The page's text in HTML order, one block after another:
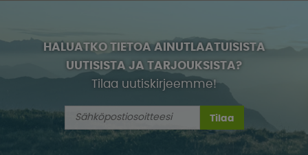
HALUATKO TIETOA AINUTLAATUISISTA
UUTISISTA JA TARJOUKSISTA?
Tilaa uutiskirjeemme!
Tilaa